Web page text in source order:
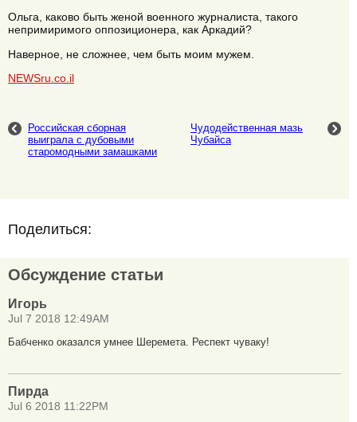
Ольга, каково быть женой военного журналиста, такого
непримиримого оппозиционера, как Аркадий?
Наверное, не сложнее, чем быть моим мужем.
NEWSru.co.il
Российская сборная
выиграла с дубовыми
старомодными замашками
Чудодейственная мазь
Чубайса
Поделиться:
Обсуждение статьи
Игорь
Jul 7 2018 12:49AM
Бабченко оказался умнее Шеремета. Респект чуваку!
Пирда
Jul 6 2018 11:22PM